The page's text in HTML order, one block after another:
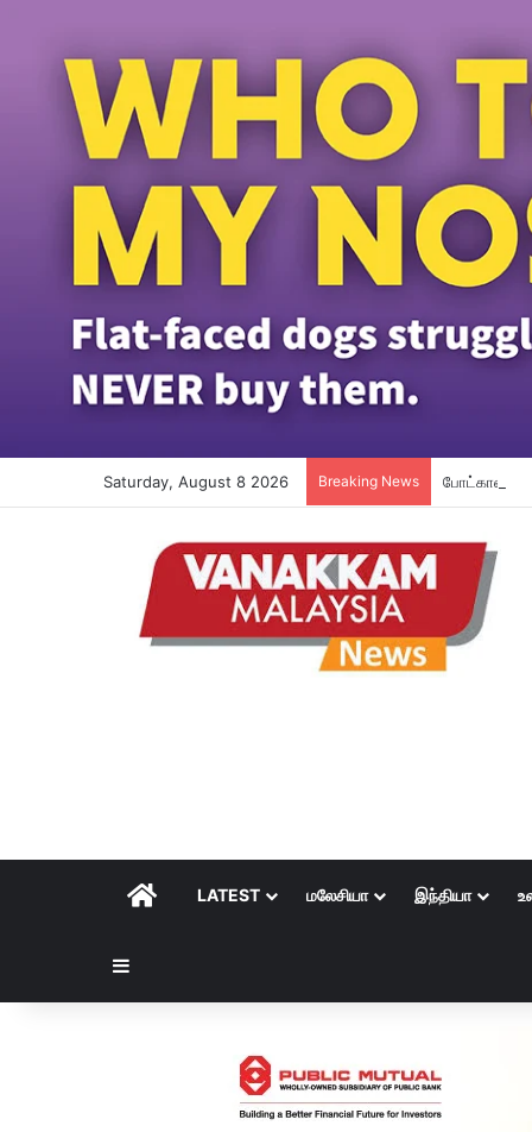
Saturday, August 8 2026 Breaking News போட்காஸ்ட்
HOMELATEST மலேசியா இந்தியா